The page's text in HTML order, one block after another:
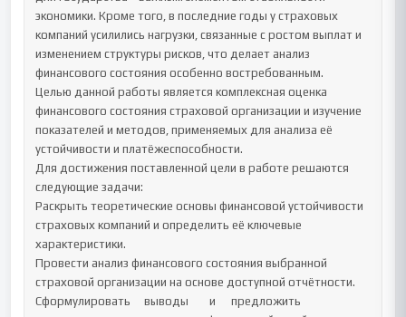
экономики. Кроме того, в последние годы у страховых
компаний усилились нагрузки, связанные с ростом выплат и
изменением структуры рисков, что делает анализ
финансового состояния особенно востребованным.
Целью данной работы является комплексная оценка
финансового состояния страховой организации и изучение
показателей и методов, применяемых для анализа её
устойчивости и платёжеспособности.
Для достижения поставленной цели в работе решаются
следующие задачи:
Раскрыть теоретические основы финансовой устойчивости
страховых компаний и определить её ключевые
характеристики.
Провести анализ финансового состояния выбранной
страховой организации на основе доступной отчётности.
Сформулировать	выводы	и	предложить